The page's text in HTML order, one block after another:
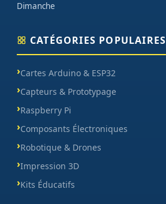
Dimanche
CATÉGORIES POPULAIRES
Cartes Arduino & ESP32
Capteurs & Prototypage
Raspberry Pi
Composants Électroniques
Robotique & Drones
Impression 3D
Kits Éducatifs